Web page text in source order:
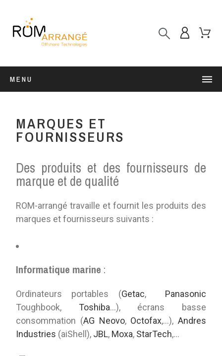
MENU
MARQUES ET
FOURNISSEURS
Des produits et des fournisseurs de
marque et de qualité
ROM-arrangé travaille et fournit les produits des
marques et fournisseurs suivants :
Informatique marine :
Ordinateurs portables (Getac, Panasonic
Toughbook, Toshiba...), écrans basse
consommation (AG Neovo, Octofax,...), Andres
Industries (aiShell), JBL, Moxa, StarTech,...